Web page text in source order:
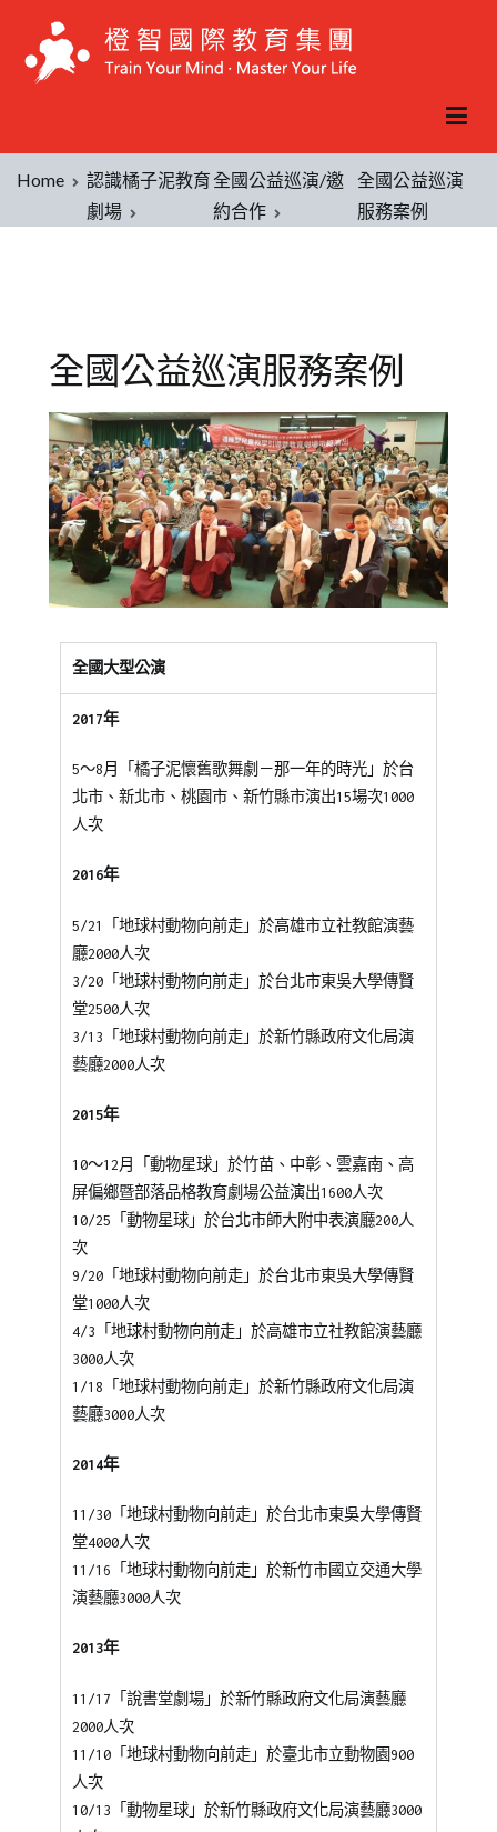
Home
認識橘子泥教育
劇場
全國公益巡演/邀
約合作
全國公益巡演
服務案例
全國公益巡演服務案例
Posted
2020-
Posted
全
Tagged
子
全國大型公演
2017年
5～8月「橘子泥懷舊歌舞劇－那一年的時光」於台
北市、新北市、桃園市、新竹縣市演出15場次1000
人次
2016年
5/21「地球村動物向前走」於高雄市立社教館演藝
廳2000人次
3/20「地球村動物向前走」於台北市東吳大學傳賢
堂2500人次
3/13「地球村動物向前走」於新竹縣政府文化局演
藝廳2000人次
2015年
10～12月「動物星球」於竹苗、中彰、雲嘉南、高
屏偏鄉暨部落品格教育劇場公益演出1600人次
10/25「動物星球」於台北市師大附中表演廳200人
次
9/20「地球村動物向前走」於台北市東吳大學傳賢
堂1000人次
4/3「地球村動物向前走」於高雄市立社教館演藝廳
3000人次
1/18「地球村動物向前走」於新竹縣政府文化局演
藝廳3000人次
2014年
11/30「地球村動物向前走」於台北市東吳大學傳賢
堂4000人次
11/16「地球村動物向前走」於新竹市國立交通大學
演藝廳3000人次
2013年
11/17「說書堂劇場」於新竹縣政府文化局演藝廳
2000人次
11/10「地球村動物向前走」於臺北市立動物園900
人次
10/13「動物星球」於新竹縣政府文化局演藝廳3000